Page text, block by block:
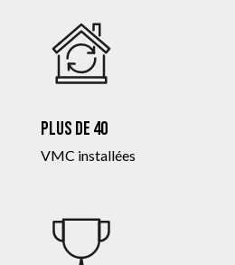
Plus de 40
VMC installées